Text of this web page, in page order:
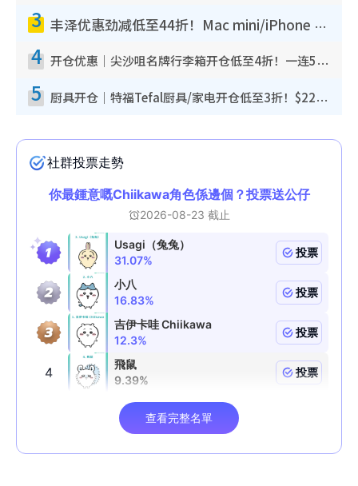
3 丰泽优惠劲减低至44折！Mac mini/iPhone 17 Pro大减价！厨房家电$220起
4 开仓优惠｜尖沙咀名牌行李箱开仓低至4折！一连5日 American Tourister/ace./Hallmark $200起
5 厨具开仓｜特福Tefal厨具/家电开仓低至3折！$220起买平底锅/炒锅/汤锅！电饭煲/吸尘器/挂烫机$418起